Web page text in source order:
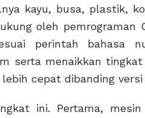
kayu, busa, plastik,
oleh pemrograman
perintah bahasa
serta menaikkan
cepat dibanding versi
ini. Pertama,